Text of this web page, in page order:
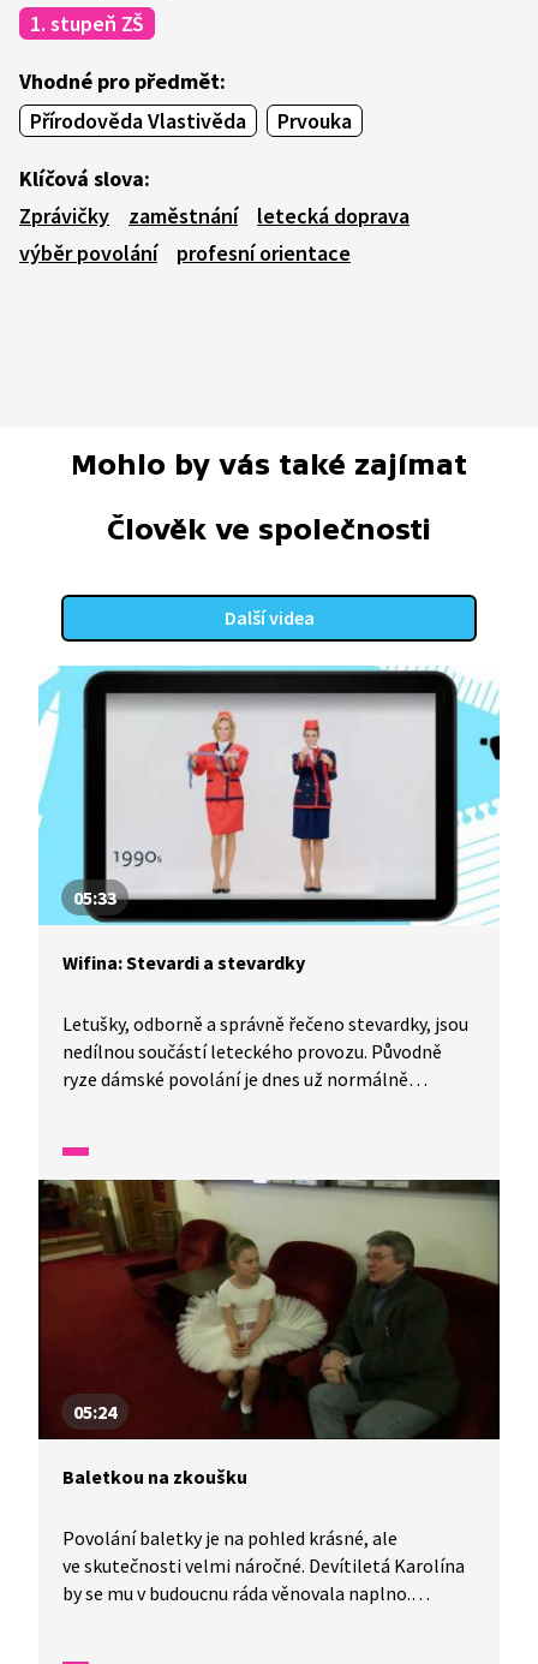
1. stupeň ZŠ
Vhodné pro předmět:
Přírodověda Vlastivěda
Prvouka
Klíčová slova:
Zprávičky
zaměstnání
letecká doprava
výběr povolání
profesní orientace
Mohlo by vás také zajímat
Člověk ve společnosti
Další videa
05:33
Wifina: Stevardi a stevardky
Letušky, odborně a správně řečeno stevardky, jsou
nedílnou součástí leteckého provozu. Původně
ryze dámské povolání je dnes už normálně
průvodčího obnáší a jak se můžete takovou
stevardkou či stevardem stát.
05:24
Baletkou na zkoušku
Povolání baletky je na pohled krásné, ale
ve skutečnosti velmi náročné. Devítiletá Karolína
by se mu v budoucnu ráda věnovala naplno.